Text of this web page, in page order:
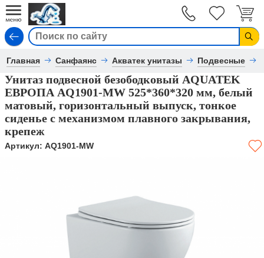
Главная Санфаянс Акватек унитазы Подвесные
Унитаз подвесной безободковый AQUATEK
ЕВРОПА AQ1901-MW 525*360*320 мм, белый
матовый, горизонтальный выпуск, тонкое
сиденье с механизмом плавного закрывания,
крепеж
Артикул: AQ1901-MW